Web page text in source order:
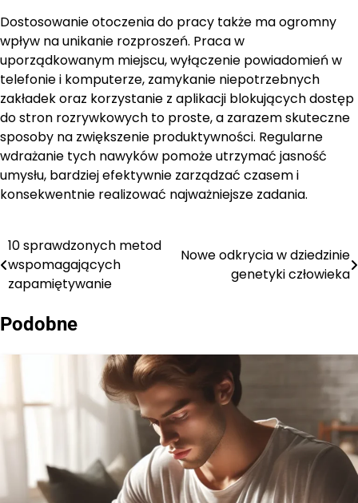
Dostosowanie otoczenia do pracy także ma ogromny
wpływ na unikanie rozproszeń. Praca w
uporządkowanym miejscu, wyłączenie powiadomień w
telefonie i komputerze, zamykanie niepotrzebnych
zakładek oraz korzystanie z aplikacji blokujących dostęp
do stron rozrywkowych to proste, a zarazem skuteczne
sposoby na zwiększenie produktywności. Regularne
wdrażanie tych nawyków pomoże utrzymać jasność
umysłu, bardziej efektywnie zarządzać czasem i
konsekwentnie realizować najważniejsze zadania.
Nawigacja
wpisu
10 sprawdzonych metod
wspomagających
zapamiętywanie
Nowe odkrycia w dziedzinie
genetyki człowieka
Podobne